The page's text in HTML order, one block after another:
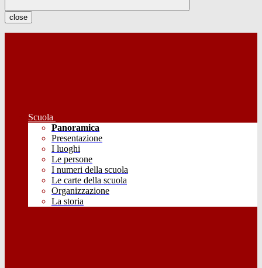
close
Scuola
Panoramica
Presentazione
I luoghi
Le persone
I numeri della scuola
Le carte della scuola
Organizzazione
La storia